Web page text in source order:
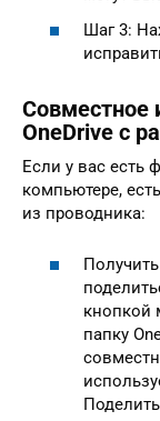
Шаг 3:
Совместное
OneDrive с
Если у вас есть
компьютере,
из проводника:
кнопкой
папку